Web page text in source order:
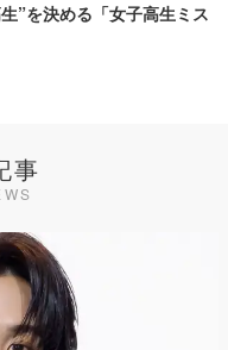
”を決める「女子高生ミス
事